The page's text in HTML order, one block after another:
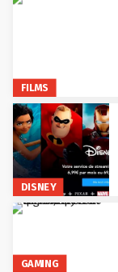
FILMS
DISNEY
GAMING